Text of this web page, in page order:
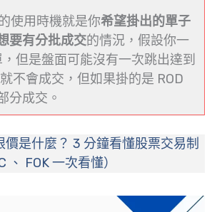
使用時機就是你希望掛出的單子
要有分批成交的情況，假設你一
但是盤面可能沒有一次跳出達到
不會成交，但如果掛的是 ROD
分成交。
價是什麼？ 3 分鐘看懂股票交易制
、 FOK 一次看懂）